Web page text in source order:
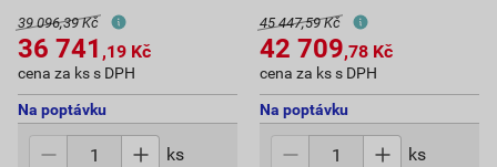
39 096,39 Kč
36 741 ,19 Kč
cena za ks s DPH
Na poptávku
ks
45 447,59 Kč
42 709,78 Kč
cena za ks s DPH
Na poptávku
ks